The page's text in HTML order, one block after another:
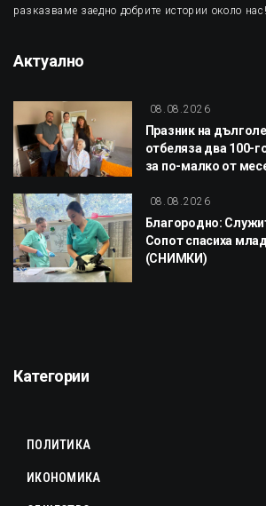
разказваме заедно добрите истории около нас!
Актуално
08.08.2026
Празник на
отбеляза два 100-
за по-малко от
08.08.2026
Благородно:
Сопот спасиха
(СНИМКИ)
Категории
ПОЛИТИКА
ИКОНОМИКА